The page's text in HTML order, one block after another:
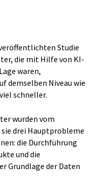
Studie
die mit Hilfe von KI-
waren,
demselben Niveau wie
schneller.
wurden vom
drei Hauptprobleme
die Durchführung
und die
Grundlage der Daten